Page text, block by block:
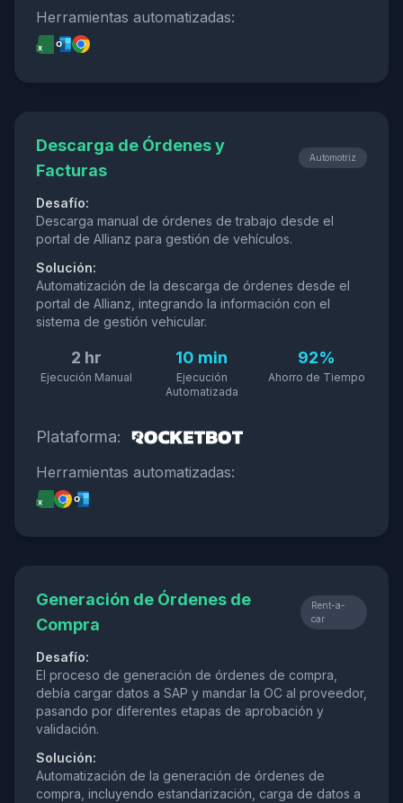
Herramientas automatizadas:
Descarga de Órdenes y
Facturas
Automotriz
Desafío:
Descarga manual de órdenes de trabajo desde el
portal de Allianz para gestión de vehículos.
Solución:
Automatización de la descarga de órdenes desde el
portal de Allianz, integrando la información con el
sistema de gestión vehicular.
2 hr
Ejecución Manual
10 min
Ejecución
Automatizada
92%
Ahorro de Tiempo
Plataforma:
Herramientas automatizadas:
Generación de Órdenes de
Compra
Rent-a-
car
Desafío:
El proceso de generación de órdenes de compra,
debía cargar datos a SAP y mandar la OC al proveedor,
pasando por diferentes etapas de aprobación y
validación.
Solución:
Automatización de la generación de órdenes de
compra, incluyendo estandarización, carga de datos a